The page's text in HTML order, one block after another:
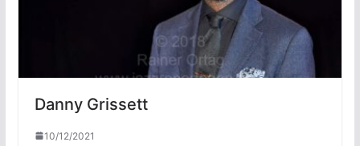
Danny Grissett
10/12/2021